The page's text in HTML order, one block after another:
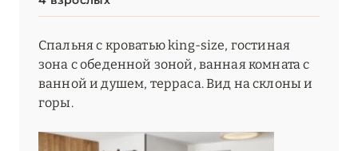
Six Senses Residences Courchevel
Ultima Hotel Courchevel
Спальня с кроватью king-size, гостиная
зона с обеденной зоной, ванная комната с
ванной и душем, терраса. Вид на склоны и
горы.